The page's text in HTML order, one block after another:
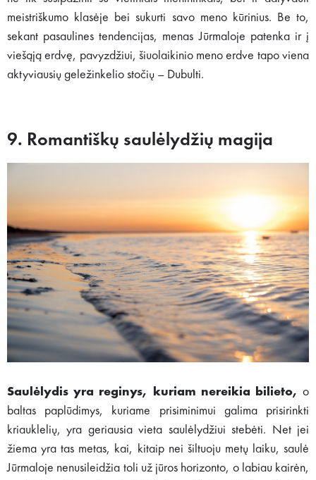
meistriškumo klasėje bei sukurti savo meno kūrinius. Be to,
sekant pasaulines tendencijas, menas Jūrmaloje patenka ir į
viešąją erdvę, pavyzdžiui, šiuolaikinio meno erdve tapo viena
aktyviausių geležinkelio stočių – Dubulti.
9. Romantiškų saulėlydžių magija
Saulėlydis yra reginys, kuriam nereikia bilieto, o
baltas paplūdimys, kuriame prisiminimui galima prisirinkti
kriauklelių, yra geriausia vieta saulėlydžiui stebėti. Net jei
žiema yra tas metas, kai, kitaip nei šiltuoju metų laiku, saulė
Jūrmaloje nenusileidžia toli už jūros horizonto, o labiau kairėn,